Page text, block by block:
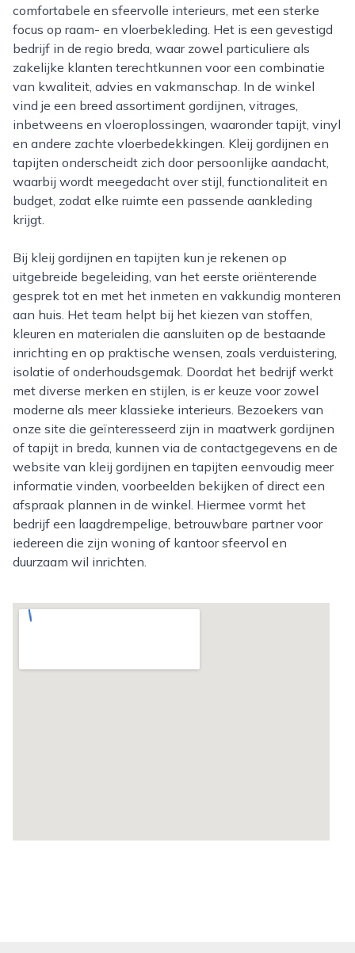
comfortabele en sfeervolle interieurs, met een sterke
focus op raam- en vloerbekleding. Het is een gevestigd
bedrijf in de regio breda, waar zowel particuliere als
zakelijke klanten terechtkunnen voor een combinatie
van kwaliteit, advies en vakmanschap. In de winkel
vind je een breed assortiment gordijnen, vitrages,
inbetweens en vloeroplossingen, waaronder tapijt, vinyl
en andere zachte vloerbedekkingen. Kleij gordijnen en
tapijten onderscheidt zich door persoonlijke aandacht,
waarbij wordt meegedacht over stijl, functionaliteit en
budget, zodat elke ruimte een passende aankleding
krijgt.
Bij kleij gordijnen en tapijten kun je rekenen op
uitgebreide begeleiding, van het eerste oriënterende
gesprek tot en met het inmeten en vakkundig monteren
aan huis. Het team helpt bij het kiezen van stoffen,
kleuren en materialen die aansluiten op de bestaande
inrichting en op praktische wensen, zoals verduistering,
isolatie of onderhoudsgemak. Doordat het bedrijf werkt
met diverse merken en stijlen, is er keuze voor zowel
moderne als meer klassieke interieurs. Bezoekers van
onze site die geïnteresseerd zijn in maatwerk gordijnen
of tapijt in breda, kunnen via de contactgegevens en de
website van kleij gordijnen en tapijten eenvoudig meer
informatie vinden, voorbeelden bekijken of direct een
afspraak plannen in de winkel. Hiermee vormt het
bedrijf een laagdrempelige, betrouwbare partner voor
iedereen die zijn woning of kantoor sfeervol en
duurzaam wil inrichten.